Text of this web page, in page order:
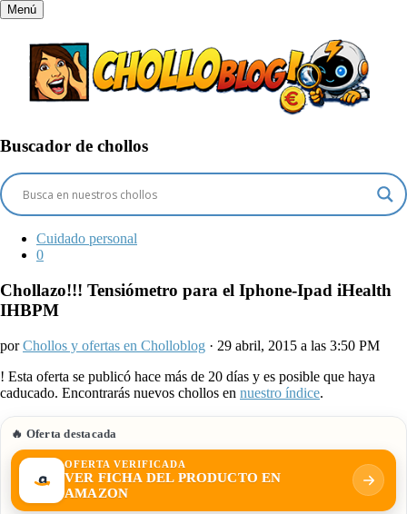
Menú
Buscador de chollos
Cuidado personal
0
Chollazo!!! Tensiómetro para el Iphone-Ipad iHealth
IHBPM
porChollos y ofertas en Cholloblog · 29 abril, 2015 a las 3:50 PM
! Esta oferta se publicó hace más de 20 días y es posible que haya
caducado. Encontrarás nuevos chollos en nuestro índice.
🔥 Oferta destacada
OFERTA VERIFICADA
VER FICHA DEL PRODUCTO EN
AMAZON